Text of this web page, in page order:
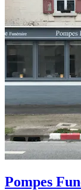
Pompes